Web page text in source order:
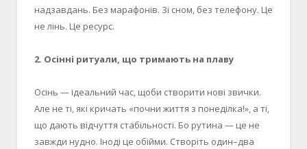
надзавдань. Без марафонів. Зі сном, без телефону. Це
не лінь. Це ресурс.
2. Осінні ритуали, що тримають на плаву
Осінь — ідеальний час, щоби створити нові звички.
Але не ті, які кричать «почни життя з понеділка!», а ті,
що дають відчуття стабільності. Бо рутина — це не
завжди нудно. Іноді це обійми. Створіть один–два